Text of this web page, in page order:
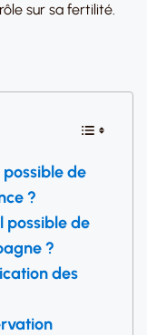
sur sa fertilité.
de
?
possible de
?
des